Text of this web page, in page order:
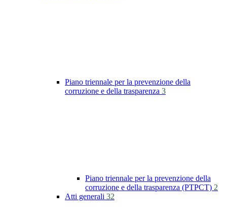
Piano triennale per la prevenzione della
corruzione e della trasparenza 3
Piano triennale per la prevenzione della
corruzione e della trasparenza (PTPCT) 2
Atti generali 32